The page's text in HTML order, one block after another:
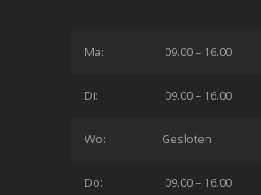
Ma: 09.00 – 16.00
Di: 09.00 – 16.00
Wo: Gesloten
Do: 09.00 – 16.00